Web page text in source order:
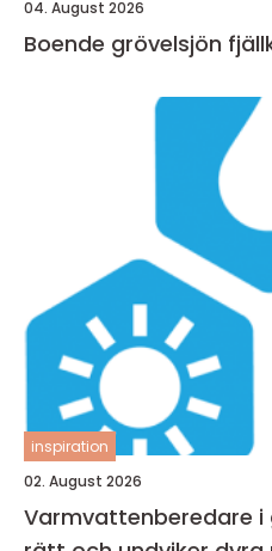
04. August 2026
inspiration
02. August 2026
Varmvattenberedare i